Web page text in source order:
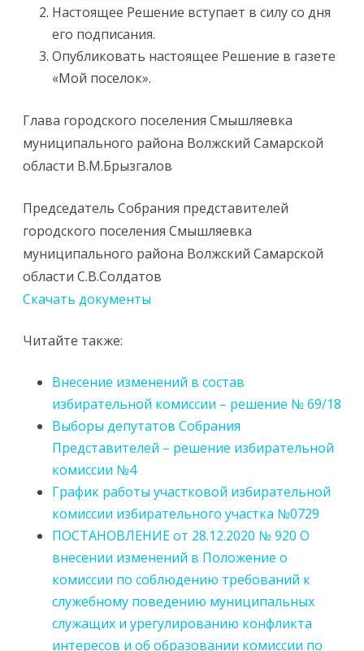
Настоящее Решение вступает в силу со дня
его подписания.
Опубликовать настоящее Решение в газете
«Мой поселок».
Глава городского поселения Смышляевка
муниципального района Волжский Самарской
области В.М.Брызгалов
Председатель Собрания представителей
городского поселения Смышляевка
муниципального района Волжский Самарской
области С.В.Солдатов
Скачать документы
Читайте также:
Внесение изменений в состав
избирательной комиссии – решение № 69/18
Выборы депутатов Собрания
Представителей – решение избирательной
комиссии №4
График работы участковой избирательной
комиссии избирательного участка №0729
ПОСТАНОВЛЕНИЕ от 28.12.2020 № 920 О
внесении изменений в Положение о
комиссии по соблюдению требований к
служебному поведению муниципальных
служащих и урегулированию конфликта
интересов и об образовании комиссии по